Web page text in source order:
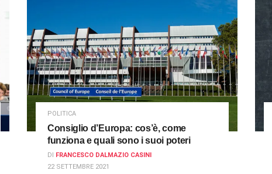
POLITICA
Consiglio d’Europa: cos’è, come
funziona e quali sono i suoi poteri
DI FRANCESCO DALMAZIO CASINI
22 SETTEMBRE 2021